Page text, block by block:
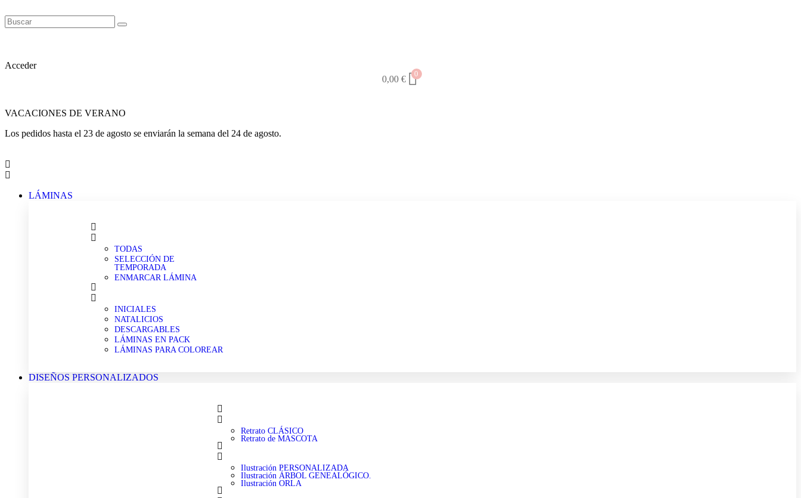
Acceder
0,00 €
0
VACACIONES DE VERANO
Los pedidos hasta el 23 de agosto se enviarán la semana del 24 de agosto.
LÁMINAS
TODAS
SELECCIÓN DE
TEMPORADA
ENMARCAR LÁMINA
INICIALES
NATALICIOS
DESCARGABLES
LÁMINAS EN PACK
LÁMINAS PARA COLOREAR
DISEÑOS PERSONALIZADOS
Retrato CLÁSICO
Retrato de MASCOTA
Ilustración PERSONALIZADA
Ilustración ÁRBOL GENEALÓGICO.
Ilustración ORLA